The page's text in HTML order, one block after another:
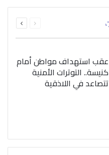
الصفحةالصفحة
تؤكد
متكامل
عقب استهداف مواطن أمام
كنيسة.. التوترات الأمنية
تتصاعد في اللاذقية